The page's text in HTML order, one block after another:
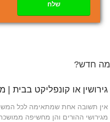
שלח
מה חדש?
גירושין או קונפליקט בבית |
אין תשובה אחת שמתאימה לכל
מגירושי ההורים והן מחשיפה